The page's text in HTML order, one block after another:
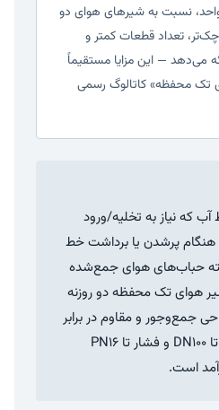
نسبت به شیرهای هوای دو
تعداد قطعات کمتر و
می‌دهد — این مزایا مستقیماً
تک محفظه» کاتالوگ رسمی
که نیاز به تخلیه/ورود
هنگام پرشدن یا برداشت خط
حباب‌های هوای جمع‌شده
هوای تک محفظه دو روزنه
جمع‌وجور و مقاوم در برابر
خوردگی، در رنج DN50 تا DN100 و فشار تا PN16
است.